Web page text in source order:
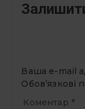
Ваша e-mail
Обов’язкові
Коментар *